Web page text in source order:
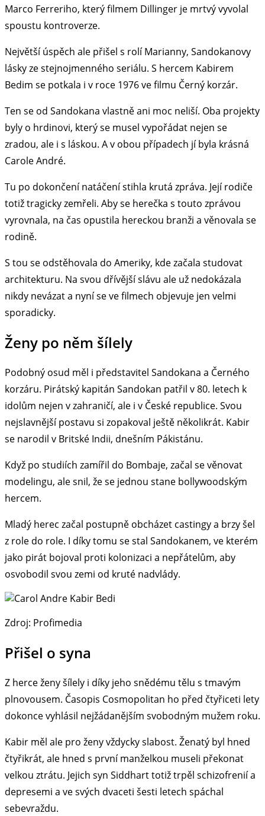
Marco Ferreriho, který filmem Dillinger je mrtvý vyvolal
spoustu kontroverze.
Největší úspěch ale přišel s rolí Marianny, Sandokanovy
lásky ze stejnojmenného seriálu. S hercem Kabirem
Bedim se potkala i v roce 1976 ve filmu Černý korzár.
Ten se od Sandokana vlastně ani moc neliší. Oba projekty
byly o hrdinovi, který se musel vypořádat nejen se
zradou, ale i s láskou. A v obou případech jí byla krásná
Carole André.
Tu po dokončení natáčení stihla krutá zpráva. Její rodiče
totiž tragicky zemřeli. Aby se herečka s touto zprávou
vyrovnala, na čas opustila hereckou branži a věnovala se
rodině.
S tou se odstěhovala do Ameriky, kde začala studovat
architekturu. Na svou dřívější slávu ale už nedokázala
nikdy nevázat a nyní se ve filmech objevuje jen velmi
sporadicky.
Ženy po něm šílely
Podobný osud měl i představitel Sandokana a Černého
korzáru. Pirátský kapitán Sandokan patřil v 80. letech k
idolům nejen v zahraničí, ale i v České republice. Svou
nejslavnější postavu si zopakoval ještě několikrát. Kabir
se narodil v Britské Indii, dnešním Pákistánu.
Když po studiích zamířil do Bombaje, začal se věnovat
modelingu, ale snil, že se jednou stane bollywoodským
hercem.
Mladý herec začal postupně obcházet castingy a brzy šel
z role do role. I díky tomu se stal Sandokanem, ve kterém
jako pirát bojoval proti kolonizaci a nepřátelům, aby
osvobodil svou zemi od kruté nadvlády.
Zdroj: Profimedia
Přišel o syna
Z herce ženy šílely i díky jeho snědému tělu s tmavým
plnovousem. Časopis Cosmopolitan ho před čtyřiceti lety
dokonce vyhlásil nejžádanějším svobodným mužem roku.
Kabir měl ale pro ženy vždycky slabost. Ženatý byl hned
čtyřikrát, ale hned s první manželkou museli překonat
velkou ztrátu. Jejich syn Siddhart totiž trpěl schizofrenií a
depresemi a ve svých dvaceti šesti letech spáchal
sebevraždu.